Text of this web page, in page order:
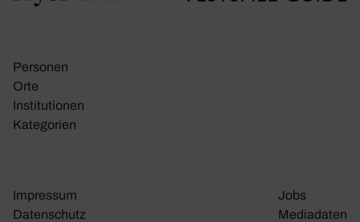
Personen
Orte
Insti­tu­tionen
Kate­go­rien
Impressum
Daten­schutz
Jobs
Media­daten